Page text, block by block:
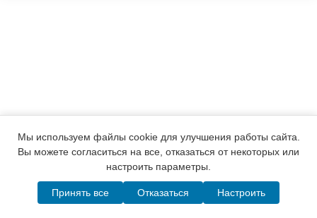
Написать в MAX Telegram WhatsApp Позвонить
Мы используем файлы cookie для улучшения работы сайта.
Вы можете согласиться на все, отказаться от некоторых или
настроить параметры.
Принять все Отказаться Настроить